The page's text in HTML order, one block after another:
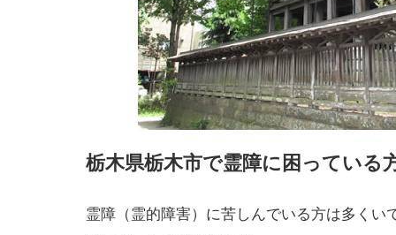
栃木県栃木市で霊障に困っている
霊障（霊的障害）に苦しんでいる方は多くい